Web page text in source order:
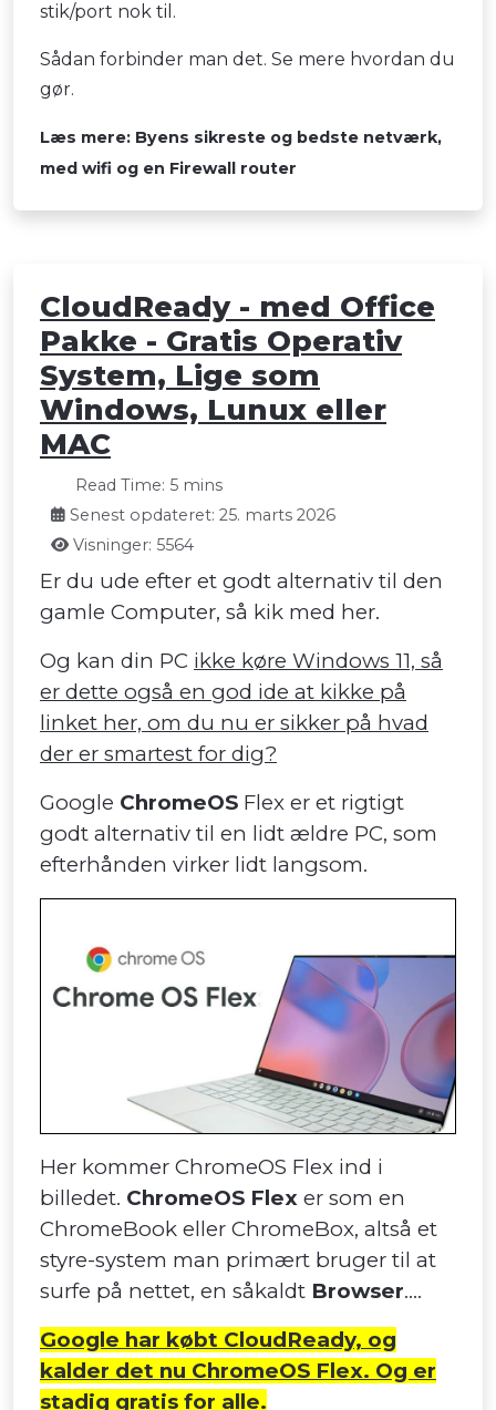
stik/port nok til.
Sådan forbinder man det. Se mere hvordan du
gør.
Læs mere: Byens sikreste og bedste netværk,
med wifi og en Firewall router
CloudReady - med Office
Pakke - Gratis Operativ
System, Lige som
Windows, Lunux eller
MAC
Read Time: 5 mins
Senest opdateret: 25. marts 2026
Visninger: 5564
Er du ude efter et godt alternativ til den
gamle Computer, så kik med her.
Og kan din PC ikke køre Windows 11, så
er dette også en god ide at kikke på
linket her, om du nu er sikker på hvad
der er smartest for dig?
Google ChromeOS Flex er et rigtigt
godt alternativ til en lidt ældre PC, som
efterhånden virker lidt langsom.
Her kommer ChromeOS Flex ind i
billedet. ChromeOS Flex er som en
ChromeBook eller ChromeBox, altså et
styre-system man primært bruger til at
surfe på nettet, en såkaldt Browser....
Google har købt CloudReady, og
kalder det nu ChromeOS Flex. Og er
stadig gratis for alle.